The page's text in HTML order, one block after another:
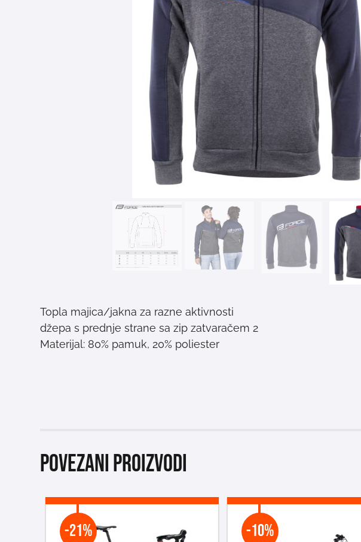
Topla majica/jakna za razne aktivnosti
2 džepa s prednje strane sa zip zatvaračem
Materijal: 80% pamuk, 20% poliester
Povezani proizvodi
-21% -10%